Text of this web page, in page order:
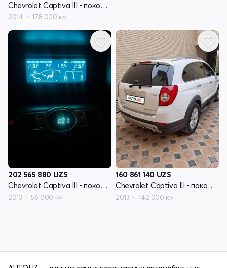
Chevrolet Captiva III - поколение
2014 178 000 км
202 565 880 UZS
Chevrolet Captiva III - поколение
2013 56 000 км
160 861 140 UZS
Chevrolet Captiva III - поколение
2013 142 000 км